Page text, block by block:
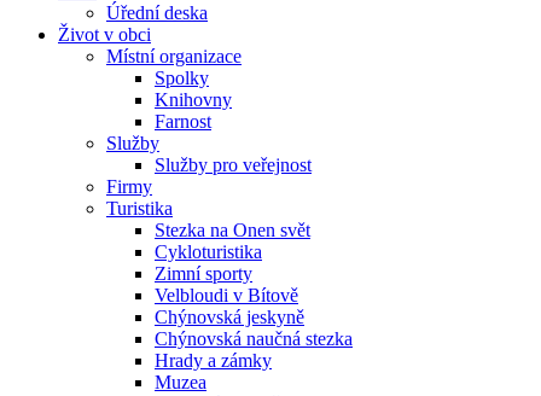
Úřední deska
Život v obci
Místní organizace
Spolky
Knihovny
Farnost
Služby
Služby pro veřejnost
Firmy
Turistika
Stezka na Onen svět
Cykloturistika
Zimní sporty
Velbloudi v Bítově
Chýnovská jeskyně
Chýnovská naučná stezka
Hrady a zámky
Muzea